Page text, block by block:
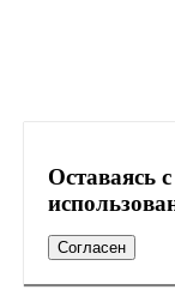
Оставаясь
Согласен